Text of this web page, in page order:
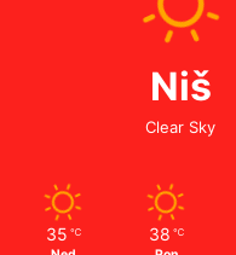
Niš
Clear Sky
35 ℃ 38 ℃